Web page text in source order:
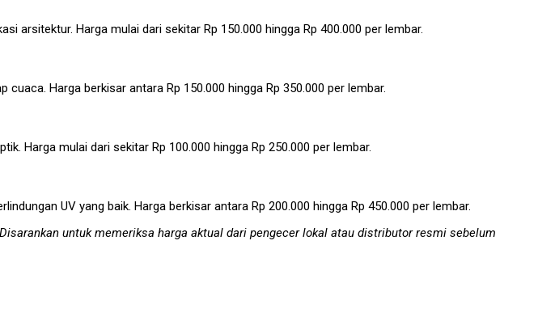
arsitektur. Harga mulai dari sekitar Rp 150.000 hingga Rp 400.000 per lembar.
Harga berkisar antara Rp 150.000 hingga Rp 350.000 per lembar.
Harga mulai dari sekitar Rp 100.000 hingga Rp 250.000 per lembar.
UV yang baik. Harga berkisar antara Rp 200.000 hingga Rp 450.000 per lembar.
untuk memeriksa harga aktual dari pengecer lokal atau distributor resmi sebelum